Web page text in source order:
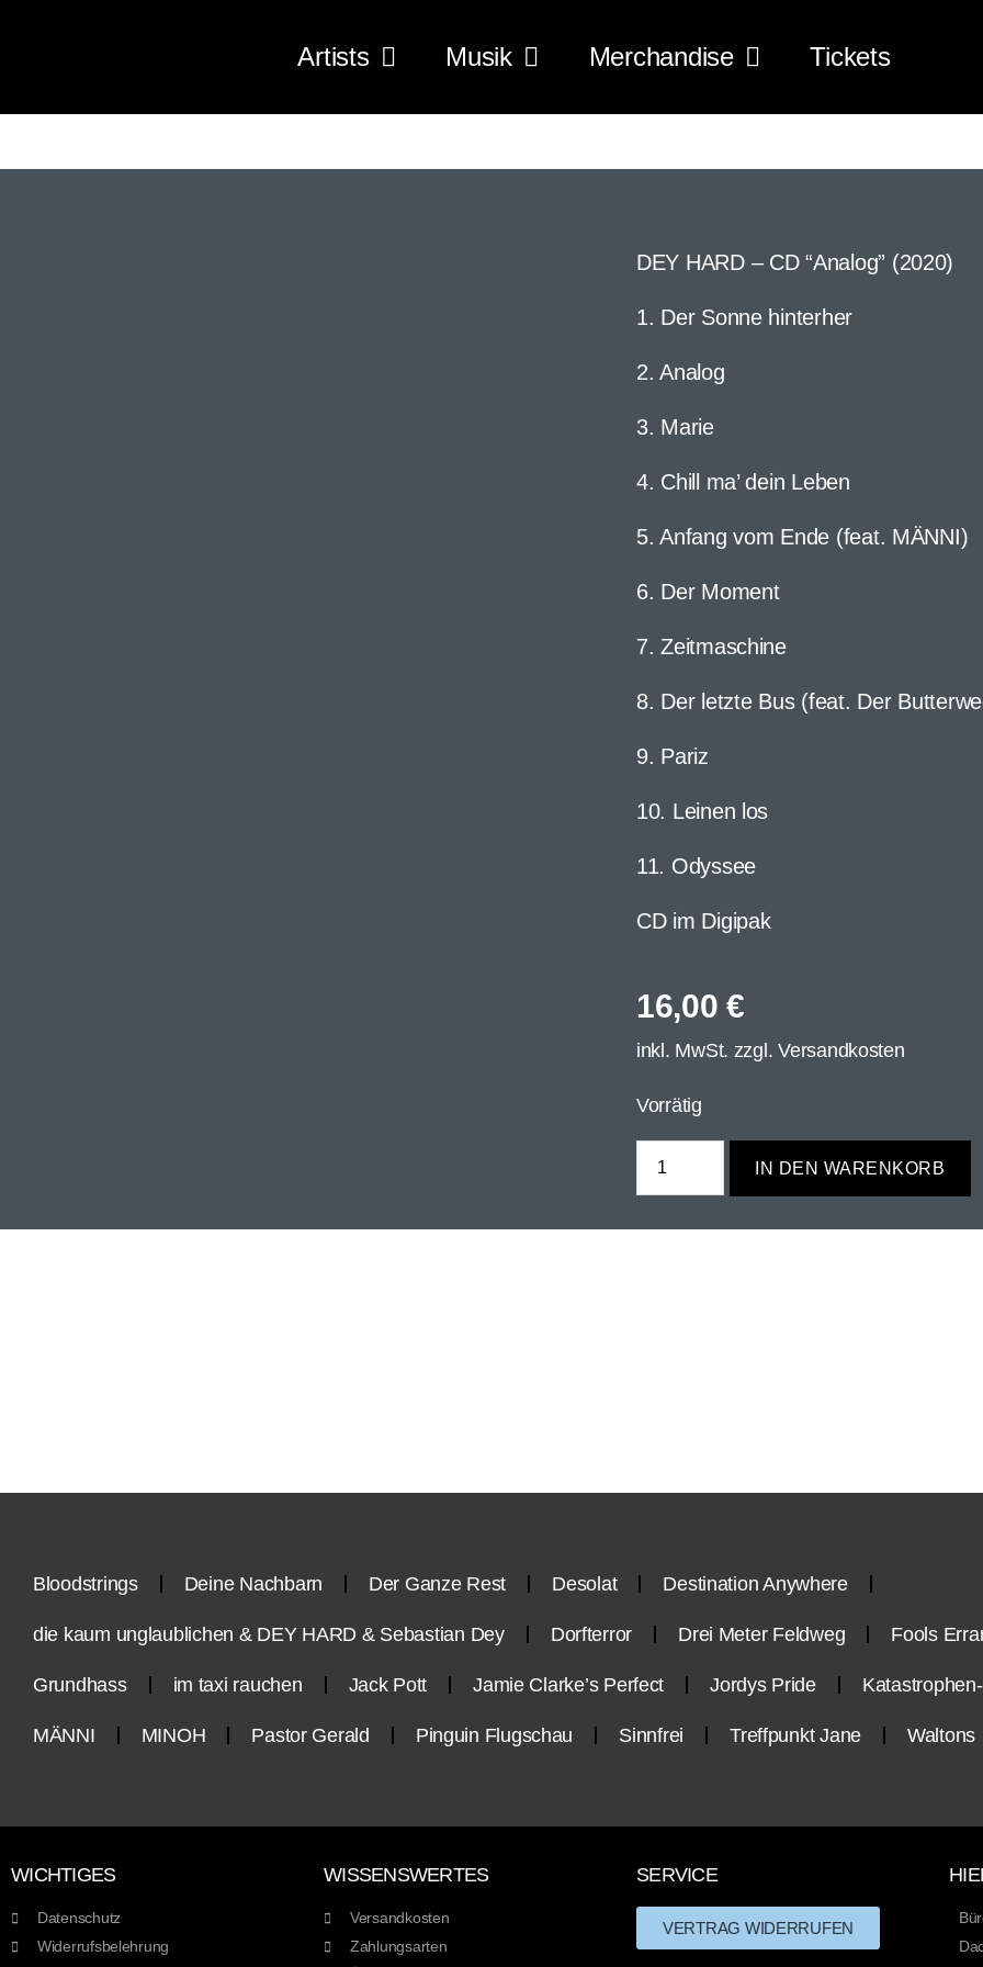
Artists Musik Merchandise Tickets
DEY HARD – CD “Analog” (2020)
1. Der Sonne hinterher
2. Analog
3. Marie
4. Chill ma’ dein Leben
5. Anfang vom Ende (feat. MÄNNI)
6. Der Moment
7. Zeitmaschine
8. Der letzte Bus (feat. Der
9. Pariz
10. Leinen los
11. Odyssee
CD im Digipak
16,00€
inkl. MwSt. zzgl.Versandkosten
Vorrätig
IN DEN WARENKORB
Bloodstrings Deine Nachbarn Der Ganze Rest Desolat Destination Anywhere
die kaum unglaublichen & DEY HARD & Sebastian Dey Dorfterror Drei Meter Feldweg Fools
Grundhass im taxi rauchen Jack Pott Jamie Clarke’s Perfect Jordys Pride
MÄNNI MINOH Pastor Gerald Pinguin Flugschau Sinnfrei Treffpunkt Jane Waltons
WICHTIGES
Datenschutz
Widerrufsbelehrung
WISSENSWERTES
Versandkosten
Zahlungsarten
SERVICE
VERTRAG WIDERRUFEN